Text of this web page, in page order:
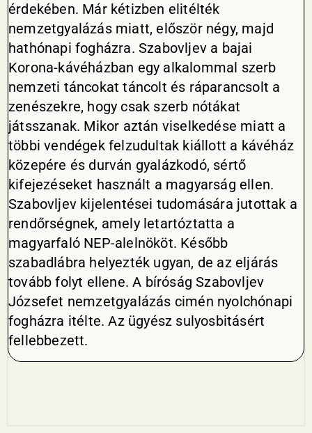
érdekében. Már kétizben elitélték
nemzetgyalázás miatt, először négy, majd
hathónapi fogházra. Szabovljev a bajai
Korona-kávéházban egy alkalommal szerb
nemzeti táncokat táncolt és ráparancsolt a
zenészekre, hogy csak szerb nótákat
játsszanak. Mikor aztán viselkedése miatt a
többi vendégek felzudultak kiállott a kávéház
közepére és durván gyalázkodó, sértő
kifejezéseket használt a magyarság ellen.
Szabovljev kijelentései tudomására jutottak a
rendőrségnek, amely letartóztatta a
magyarfaló NEP-alelnököt. Később
szabadlábra helyezték ugyan, de az eljárás
tovább folyt ellene. A bíróság Szabovljev
Józsefet nemzetgyalázás cimén nyolchónapi
fogházra itélte. Az ügyész sulyosbitásért
fellebbezett.